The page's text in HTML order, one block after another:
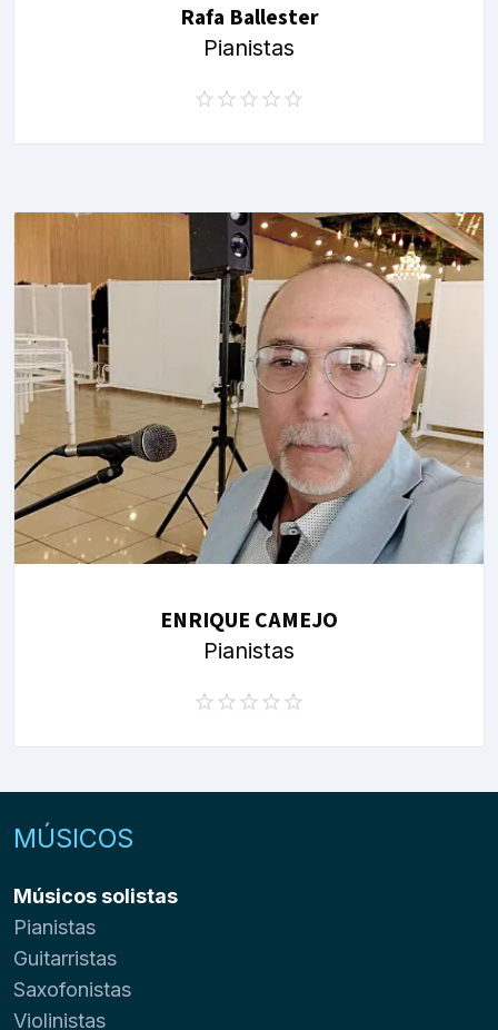
Rafa Ballester
Pianistas
ENRIQUE CAMEJO
Pianistas
MÚSICOS
Músicos solistas
Pianistas
Guitarristas
Saxofonistas
Violinistas